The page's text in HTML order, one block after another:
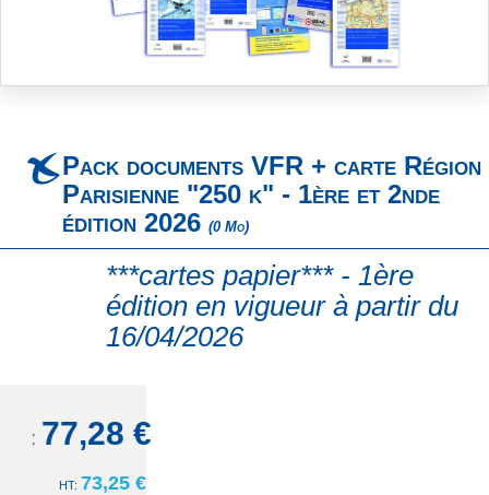
Pack documents VFR + carte Région
Parisienne "250 k" - 1ère et 2nde
édition 2026 (0 Mo)
***cartes papier*** - 1ère
édition en vigueur à partir du
16/04/2026
77,28 €
73,25 €
of
the